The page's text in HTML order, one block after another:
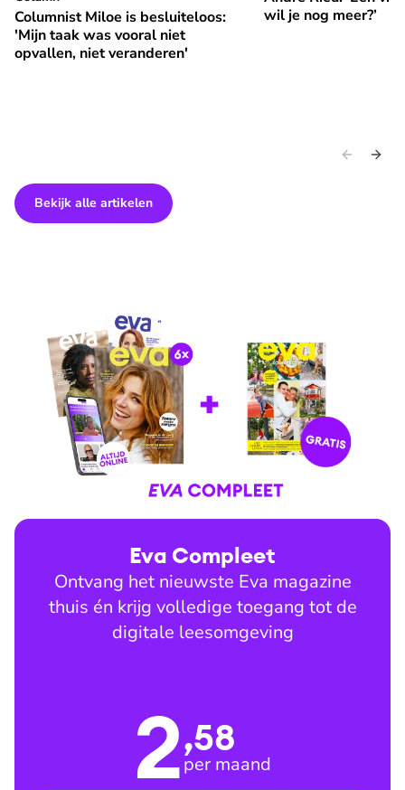
⭐ Premium
Columnist Miloe is besluiteloos:
'Mijn taak was vooral niet
opvallen, niet veranderen'
⭐Premium
wil je nog meer?’
Bekijk alle artikelen
Eva Compleet
Ontvang het nieuwste Eva magazine
thuis én krijg volledige toegang tot de
digitale leesomgeving
2,58
per maand